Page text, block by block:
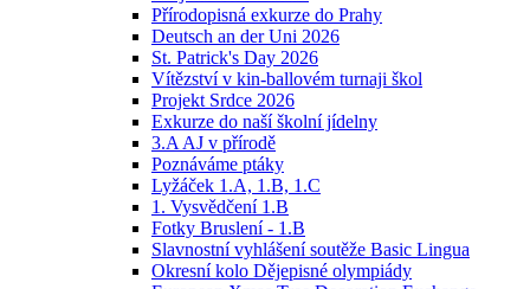
Přírodopisná exkurze do Prahy
Deutsch an der Uni 2026
St. Patrick's Day 2026
Vítězství v kin-ballovém turnaji škol
Projekt Srdce 2026
Exkurze do naší školní jídelny
3.A AJ v přírodě
Poznáváme ptáky
Lyžáček 1.A, 1.B, 1.C
1. Vysvědčení 1.B
Fotky Bruslení - 1.B
Slavnostní vyhlášení soutěže Basic Lingua
Okresní kolo Dějepisné olympiády